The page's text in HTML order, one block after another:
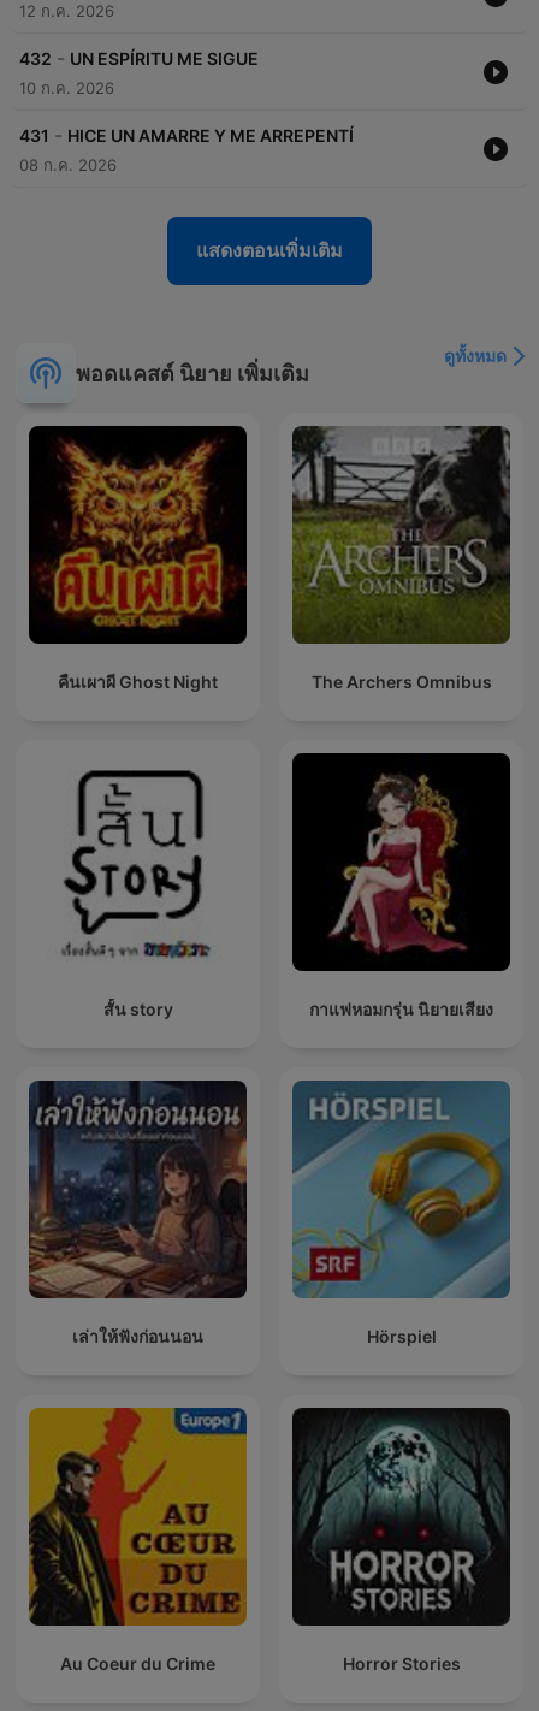
12 ก.ค. 2026
432 - UN ESPÍRITU ME SIGUE
10 ก.ค. 2026
431 - HICE UN AMARRE Y ME ARREPENTÍ
08 ก.ค. 2026
แสดงตอนเพิ่มเติม
พอดแคสต์ นิยาย เพิ่มเติม
ดูทั้งหมด
คืนเผาผี Ghost Night The Archers Omnibus
สั้น story กาแฟหอมกรุ่น นิยายเสียง
เล่าให้ฟังก่อนนอน Hörspiel
Au Coeur du Crime Horror Stories